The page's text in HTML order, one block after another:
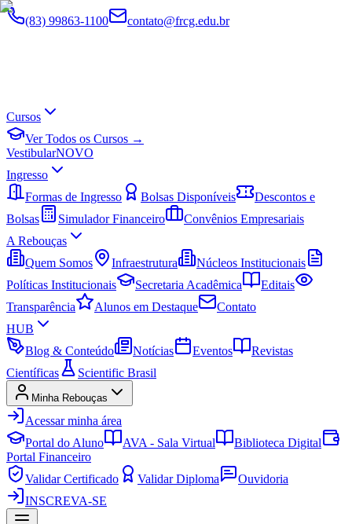
(83) 99863-1100 contato@frcg.edu.br
Cursos
Ver Todos os Cursos →
VestibularNOVO
Ingresso
Formas de Ingresso
Bolsas Disponíveis
Descontos e
Bolsas
Simulador Financeiro
Convênios Empresariais
A Rebouças
Quem Somos
Infraestrutura
Núcleos Institucionais
Políticas Institucionais
Secretaria Acadêmica
Editais
Transparência
Alunos em Destaque
Contato
HUB
Blog & Conteúdo
Notícias Eventos
Revistas
Científicas
Scientific Brasil
Minha Rebouças
Acessar minha área
Portal do Aluno
AVA - Sala Virtual
Biblioteca Digital
Portal Financeiro
Validar Certificado
Validar Diploma
Ouvidoria
INSCREVA-SE